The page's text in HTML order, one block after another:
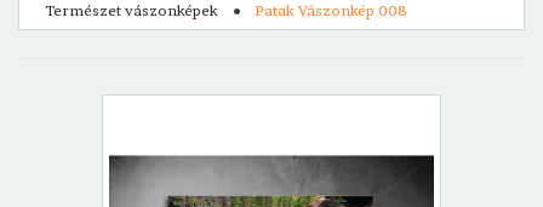
Természet vászonképek
Patak Vászonkép 008